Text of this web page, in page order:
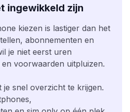
ingewikkeld zijn
kiezen is lastiger dan het
abonnementen en
je niet eerst uren
voorwaarden uitpluizen.
snel overzicht te krijgen.